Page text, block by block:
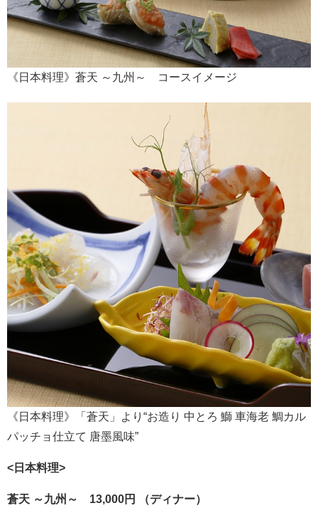
《日本料理》蒼天 ～九州～ コースイメージ
《日本料理》「蒼天」より“お造り 中とろ 鰤 車海老 鯛カル
パッチョ仕立て 唐墨風味”
<日本料理>
蒼天 ～九州～ 13,000円 （ディナー）